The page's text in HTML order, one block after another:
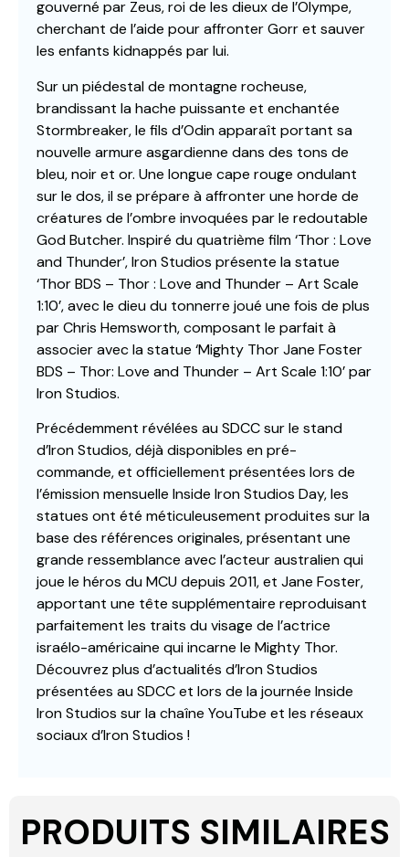
gouverné par Zeus, roi de les dieux de l’Olympe,
cherchant de l’aide pour affronter Gorr et sauver
les enfants kidnappés par lui.
Sur un piédestal de montagne rocheuse,
brandissant la hache puissante et enchantée
Stormbreaker, le fils d’Odin apparaît portant sa
nouvelle armure asgardienne dans des tons de
bleu, noir et or. Une longue cape rouge ondulant
sur le dos, il se prépare à affronter une horde de
créatures de l’ombre invoquées par le redoutable
God Butcher. Inspiré du quatrième film ‘Thor : Love
and Thunder’, Iron Studios présente la statue
‘Thor BDS – Thor : Love and Thunder – Art Scale
1:10’, avec le dieu du tonnerre joué une fois de plus
par Chris Hemsworth, composant le parfait à
associer avec la statue ‘Mighty Thor Jane Foster
BDS – Thor: Love and Thunder – Art Scale 1:10’ par
Iron Studios.
Précédemment révélées au SDCC sur le stand
d’Iron Studios, déjà disponibles en pré-
commande, et officiellement présentées lors de
l’émission mensuelle Inside Iron Studios Day, les
statues ont été méticuleusement produites sur la
base des références originales, présentant une
grande ressemblance avec l’acteur australien qui
joue le héros du MCU depuis 2011, et Jane Foster,
apportant une tête supplémentaire reproduisant
parfaitement les traits du visage de l’actrice
israélo-américaine qui incarne le Mighty Thor.
Découvrez plus d’actualités d’Iron Studios
présentées au SDCC et lors de la journée Inside
Iron Studios sur la chaîne YouTube et les réseaux
sociaux d’Iron Studios !
PRODUITS SIMILAIRES